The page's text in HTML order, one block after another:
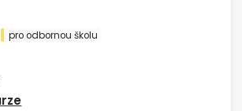
pro odbornou školu